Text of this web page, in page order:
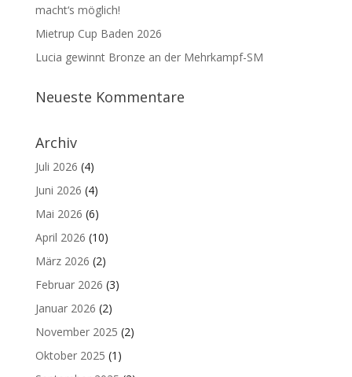
macht‘s möglich!
Mietrup Cup Baden 2026
Lucia gewinnt Bronze an der Mehrkampf-SM
Neueste Kommentare
Archiv
Juli 2026 (4)
Juni 2026 (4)
Mai 2026 (6)
April 2026 (10)
März 2026 (2)
Februar 2026 (3)
Januar 2026 (2)
November 2025 (2)
Oktober 2025 (1)